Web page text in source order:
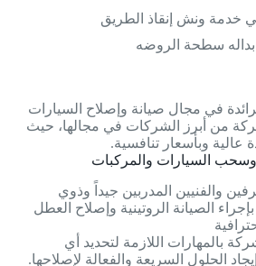
خدمة ونش إنقاذ الطريق
في مجال صيانة وإصلاح السيارات
من أبرز الشركات في مجالها، حيث
وبأسعار تنافسية.
والفنيين المدربين جيداً وذوي
الصيانة الروتينية وإصلاح العطل
بالمهارات اللازمة لتحديد أي
الحلول السريعة والفعالة لإصلاحها.